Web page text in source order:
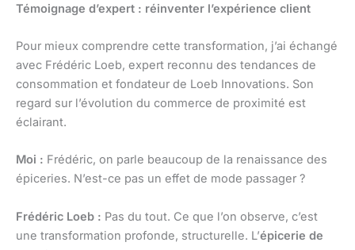
Témoignage d’expert : réinventer l’expérience client
Pour mieux comprendre cette transformation, j’ai échangé
avec Frédéric Loeb, expert reconnu des tendances de
consommation et fondateur de Loeb Innovations. Son
regard sur l’évolution du commerce de proximité est
éclairant.
Moi : Frédéric, on parle beaucoup de la renaissance des
épiceries. N’est-ce pas un effet de mode passager ?
Frédéric Loeb : Pas du tout. Ce que l’on observe, c’est
une transformation profonde, structurelle. L’épicerie de